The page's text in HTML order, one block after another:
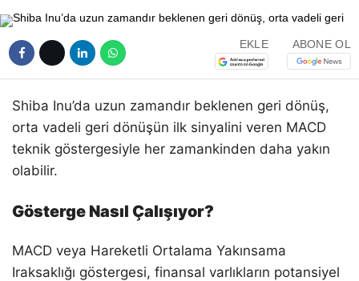
EKLE ABONE OL
Shiba Inu’da uzun zamandır beklenen geri dönüş,
orta vadeli geri dönüşün ilk sinyalini veren MACD
teknik göstergesiyle her zamankinden daha yakın
olabilir.
Gösterge Nasıl Çalışıyor?
MACD veya Hareketli Ortalama Yakınsama
Iraksaklığı göstergesi, finansal varlıkların potansiyel